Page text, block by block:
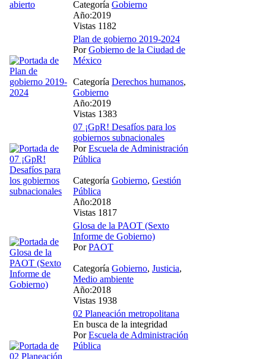
Categoría Gobierno
Año:2019
Vistas 1182
Plan de gobierno 2019-2024
PorGobierno de la Ciudad de
México
Categoría Derechos humanos,
Gobierno
Año:2019
Vistas 1383
07 ¡GpR! Desafíos para los
gobiernos subnacionales
PorEscuela de Administración
Pública
Categoría Gobierno, Gestión
Pública
Año:2018
Vistas 1817
Glosa de la PAOT (Sexto
Informe de Gobierno)
PorPAOT
Categoría Gobierno, Justicia,
Medio ambiente
Año:2018
Vistas 1938
02 Planeación metropolitana
En busca de la integridad
PorEscuela de Administración
Pública